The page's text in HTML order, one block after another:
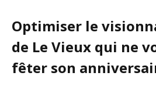
Optimiser le
de Le Vieux qui ne
fêter son